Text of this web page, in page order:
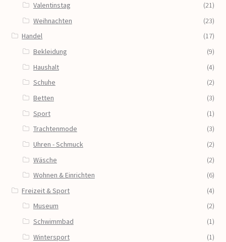
Valentinstag
(21)
Weihnachten
(23)
Handel
(17)
Bekleidung
(9)
Haushalt
(4)
Schuhe
(2)
Betten
(3)
Sport
(1)
Trachtenmode
(3)
Uhren - Schmuck
(2)
Wäsche
(2)
Wohnen & Einrichten
(6)
Freizeit & Sport
(4)
Museum
(2)
Schwimmbad
(1)
Wintersport
(1)